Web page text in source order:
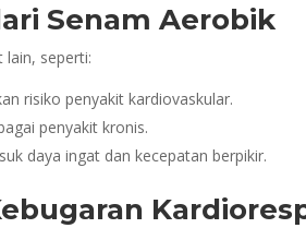
Senam Aerobik
lain, seperti:
risiko penyakit kardiovaskular.
penyakit kronis.
daya ingat dan kecepatan berpikir.